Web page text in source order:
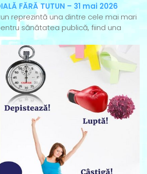
FĂRĂ TUTUN – 31 mai 2026
reprezintă una dintre cele mai mari
sănătatea publică, fiind una